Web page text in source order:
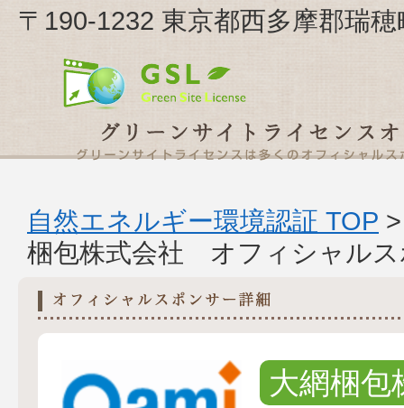
〒190-1232 東京都西多摩郡瑞
自然エネルギー環境認証 TOP
梱包株式会社 オフィシャルス
大網梱包